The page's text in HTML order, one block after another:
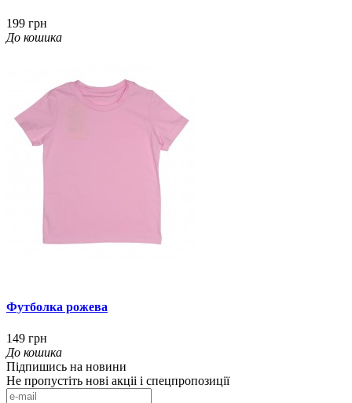
199 грн
До кошика
Футболка рожева
149 грн
До кошика
Підпишись на новини
Не пропустіть нові акціі і спецпропозиції